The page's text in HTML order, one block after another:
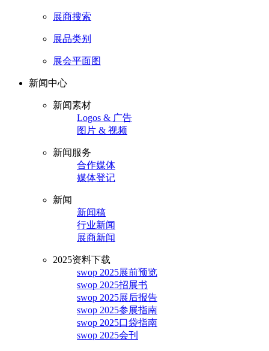
展商搜索
展品类别
展会平面图
新闻中心
新闻素材
Logos & 广告
图片 & 视频
新闻服务
合作媒体
媒体登记
新闻
新闻稿
行业新闻
展商新闻
2025资料下载
swop 2025展前预览
swop 2025招展书
swop 2025展后报告
swop 2025参展指南
swop 2025口袋指南
swop 2025会刊